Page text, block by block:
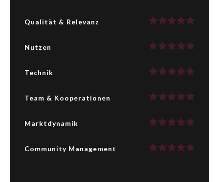
Qualität & Relevanz
Nutzen
Technik
Team & Kooperationen
Marktdynamik
Community Management